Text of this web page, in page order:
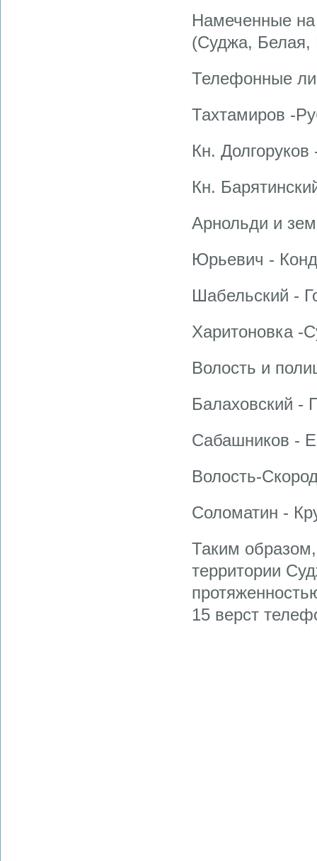
Намеченные на
(Суджа, Белая,
Телефонные
Тахтамиров -
Кн.
Кн.
Арнольди и
Юрьевич -
Шабельский -
Харитоновка -
Волость и
Балаховский -
Сабашников -
Волость-
Соломатин -
Таким
территории
15 верст